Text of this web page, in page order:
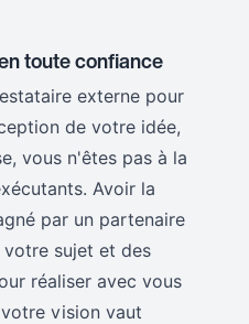
toute confiance
externe pour
de votre idée,
vous n'êtes pas à la
Avoir la
par un partenaire
sujet et des
réaliser avec vous
vision vaut